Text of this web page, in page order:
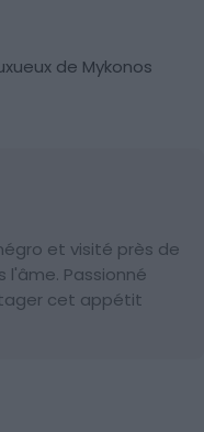
de Mykonos
et visité près de
l'âme. Passionné
cet appétit